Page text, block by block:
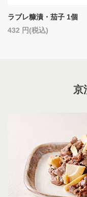
ラブレ糠漬・茄子 1個
432
(税込)
京